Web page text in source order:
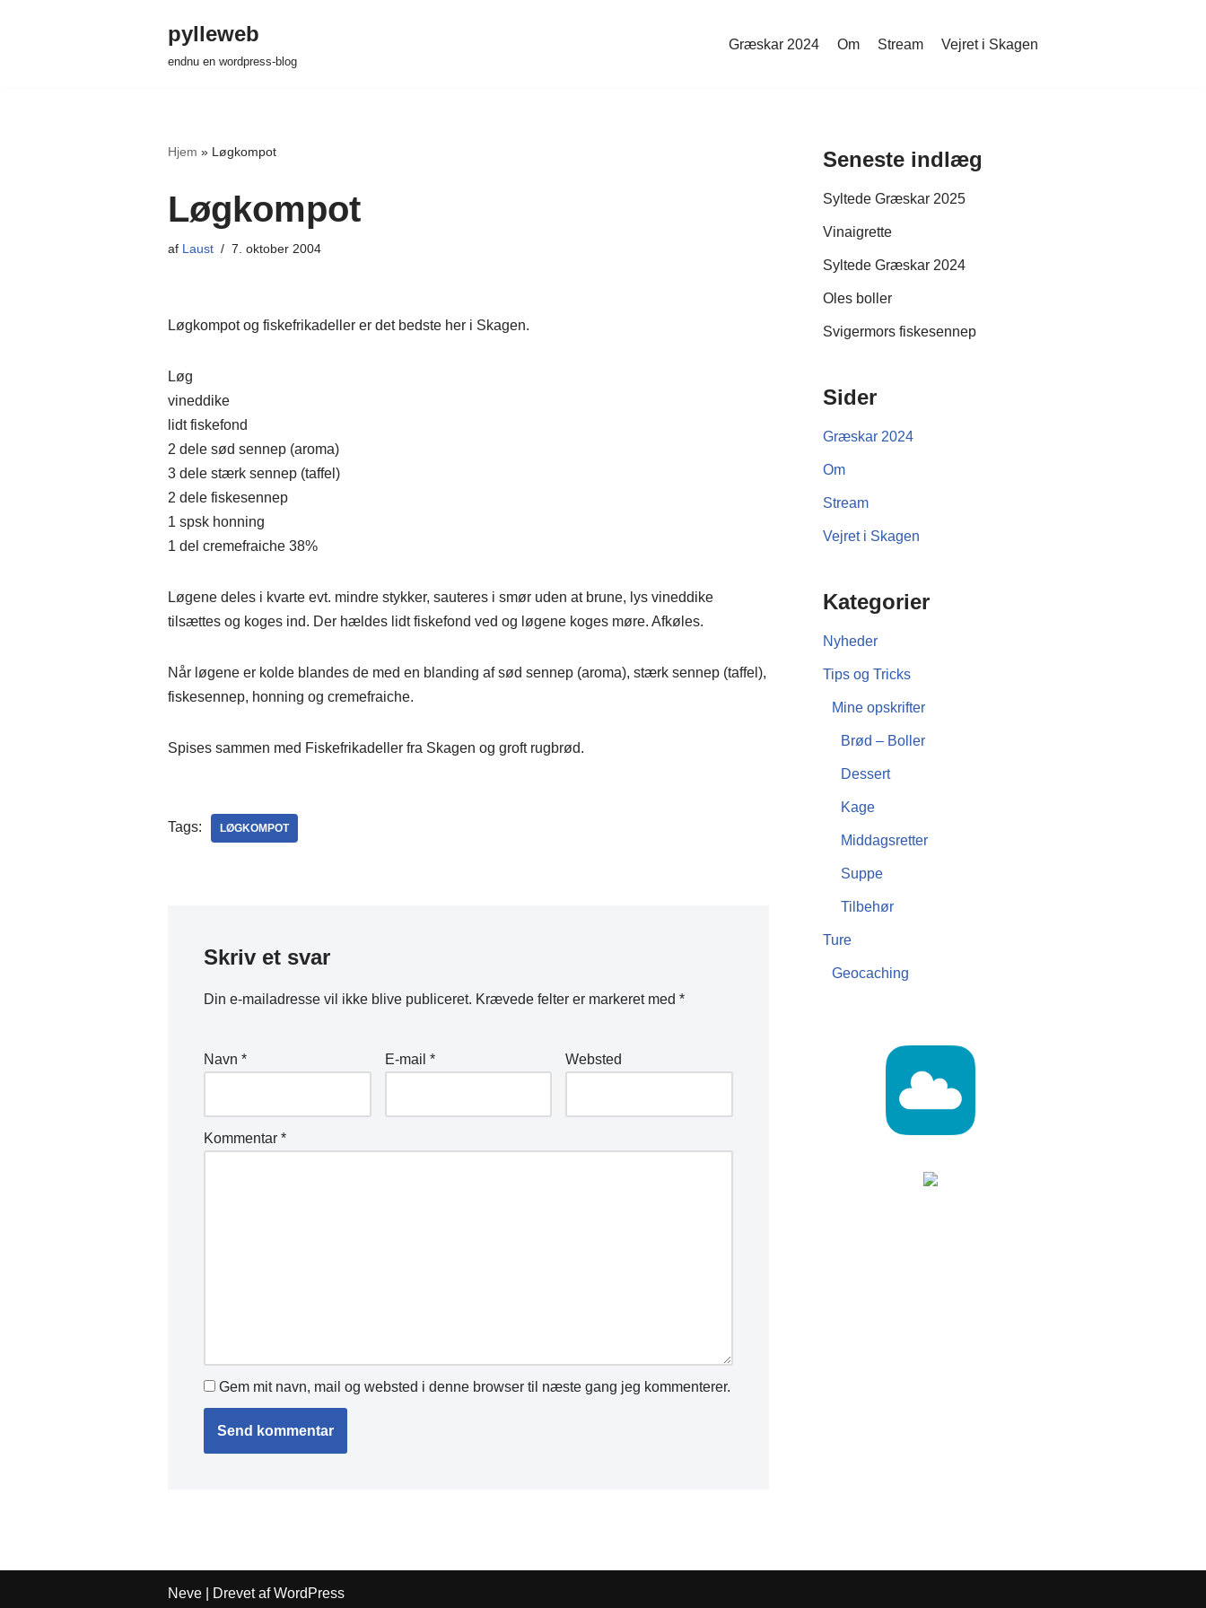
pylleweb
endnu en wordpress-blog
Græskar 2024 Om Stream Vejret i Skagen
Hjem » Løgkompot
Løgkompot
af Laust 7. oktober 2004
Løgkompot og fiskefrikadeller er det bedste her i Skagen.
Løg
vineddike
lidt fiskefond
2 dele sød sennep (aroma)
3 dele stærk sennep (taffel)
2 dele fiskesennep
1 spsk honning
1 del cremefraiche 38%
Løgene deles i kvarte evt. mindre stykker, sauteres i smør uden at brune, lys vineddike
tilsættes og koges ind. Der hældes lidt fiskefond ved og løgene koges møre. Afkøles.
Når løgene er kolde blandes de med en blanding af sød sennep (aroma), stærk sennep (taffel),
fiskesennep, honning og cremefraiche.
Spises sammen med Fiskefrikadeller fra Skagen og groft rugbrød.
Tags: LØGKOMPOT
Skriv et svar
Din e-mailadresse vil ikke blive publiceret. Krævede felter er markeret med *
Navn * E-mail * Websted
Kommentar *
Gem mit navn, mail og websted i denne browser til næste gang jeg kommenterer.
Seneste indlæg
Syltede Græskar 2025
Vinaigrette
Syltede Græskar 2024
Oles boller
Svigermors fiskesennep
Sider
Græskar 2024
Om
Stream
Vejret i Skagen
Kategorier
Nyheder
Tips og Tricks
Mine opskrifter
Brød – Boller
Dessert
Kage
Middagsretter
Suppe
Tilbehør
Ture
Geocaching
Neve | Drevet afWordPress